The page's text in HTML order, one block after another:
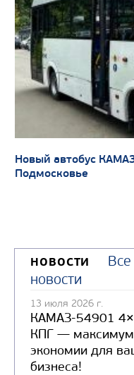
Новый автобус
Подмосковье
НОВОСТИ
Все
новости
13 июля 2026 г.
КАМАЗ-54901
КПГ — максимум
экономии для
бизнеса!